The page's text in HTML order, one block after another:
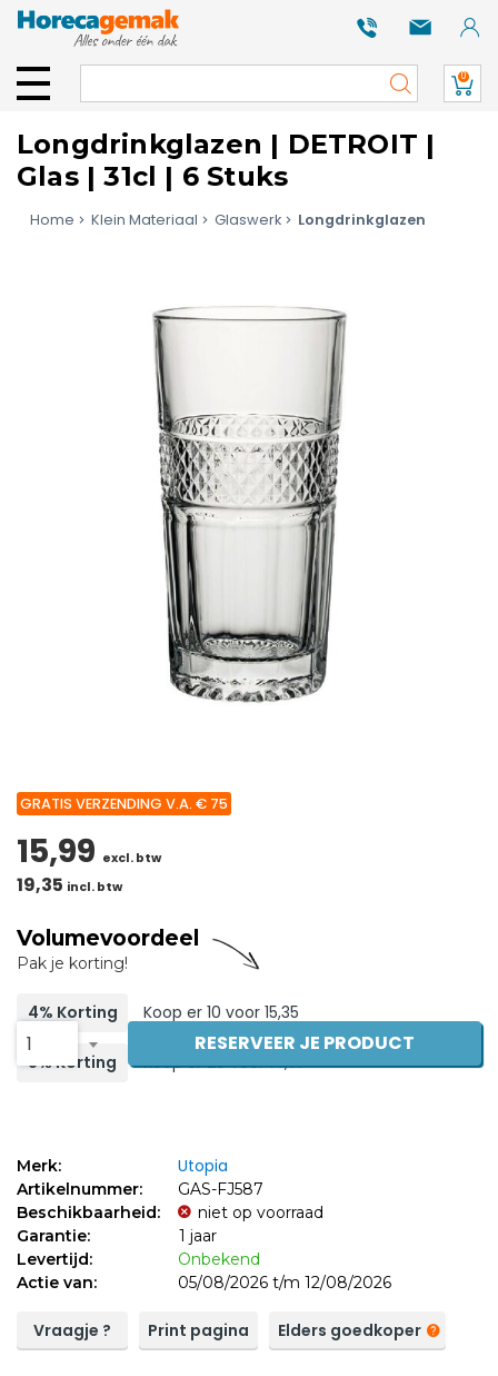
0
Longdrinkglazen | DETROIT |
Glas | 31cl | 6 Stuks
Home Klein Materiaal Glaswerk Longdrinkglazen
GRATIS VERZENDING V.A. € 75
15,99 excl. btw
19,35 incl. btw
Volumevoordeel
Pak je korting!
4% Korting Koop er 10 voor 15,35
8% Korting Koop er 20 voor 14,71
1 RESERVEER JE PRODUCT
Merk: Utopia
Artikelnummer:
GAS-FJ587
Beschikbaarheid:
niet op voorraad
Garantie:
1 jaar
Levertijd:
Onbekend
Actie van:
05/08/2026 t/m 12/08/2026
Vraagje ? Print pagina Elders goedkoper